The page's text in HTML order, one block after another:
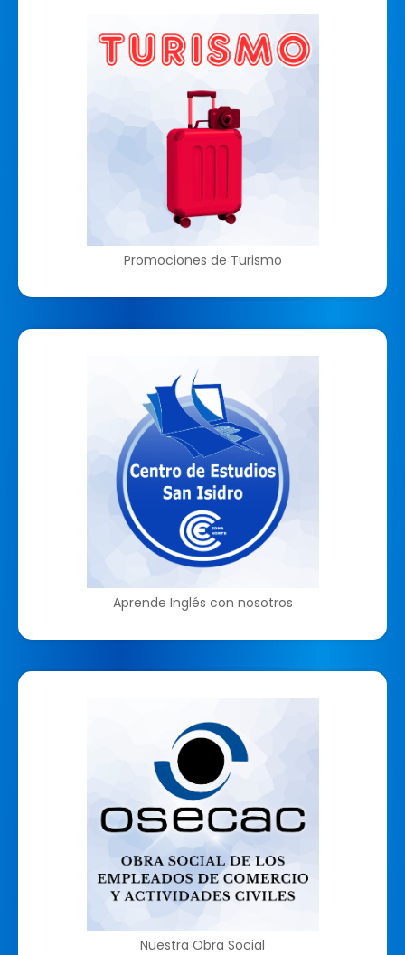
Promociones de Turismo
Aprende Inglés con nosotros
Nuestra Obra Social